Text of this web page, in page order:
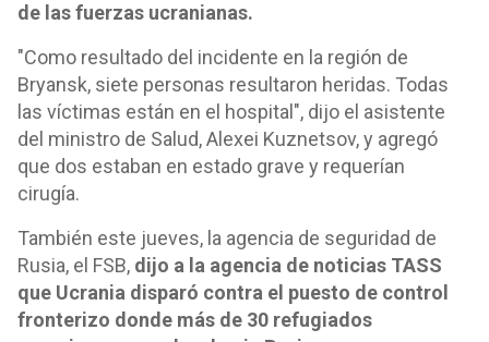
de las fuerzas ucranianas.
"Como resultado del incidente en la región de
Bryansk, siete personas resultaron heridas. Todas
las víctimas están en el hospital", dijo el asistente
del ministro de Salud, Alexei Kuznetsov, y agregó
que dos estaban en estado grave y requerían
cirugía.
También este jueves, la agencia de seguridad de
Rusia, el FSB, dijo a la agencia de noticias TASS
que Ucrania disparó contra el puesto de control
fronterizo donde más de 30 refugiados